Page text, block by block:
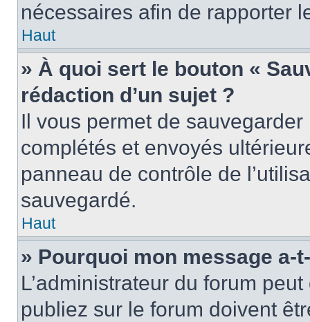
nécessaires afin de rapporter
Haut
» À quoi sert le bouton «
rédaction d’un sujet ?
Il vous permet de
complétés et envoyés
panneau de contrôle de
sauvegardé.
Haut
» Pourquoi mon message a-
L’administrateur du forum
publiez sur le forum doivent